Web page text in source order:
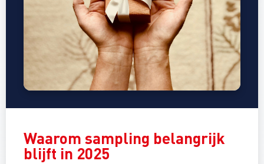
Waarom sampling belangrijk
blijft in 2025